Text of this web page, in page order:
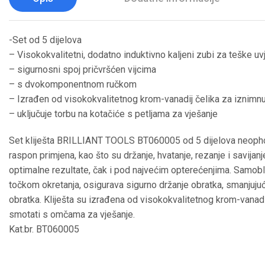
-Set od 5 dijelova
– Visokokvalitetni, dodatno induktivno kaljeni zubi za teške
– sigurnosni spoj pričvršćen vijcima
– s dvokomponentnom ručkom
– Izrađen od visokokvalitetnog krom-vanadij čelika za
– uključuje torbu na kotačiće s petljama za vješanje
Set kliješta BRILLIANT TOOLS BT060005 od 5 dijelova
raspon primjena, kao što su držanje, hvatanje, rezanje i
optimalne rezultate, čak i pod najvećim opterećenjima.
točkom okretanja, osigurava sigurno držanje obratka,
obratka. Kliješta su izrađena od visokokvalitetnog krom-
smotati s omčama za vješanje.
Kat.br. BT060005